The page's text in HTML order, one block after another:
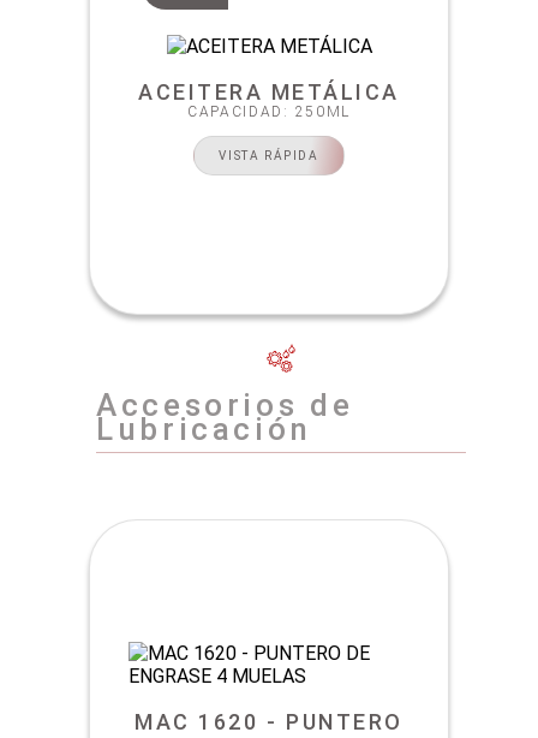
ACEITERA METÁLICA
CAPACIDAD: 250ML
VISTA RÁPIDA
Accesorios de
Lubricación
MAC 1620 - PUNTERO